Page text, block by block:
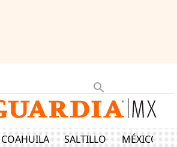
COAHUILA SALTILLO MÉXICO